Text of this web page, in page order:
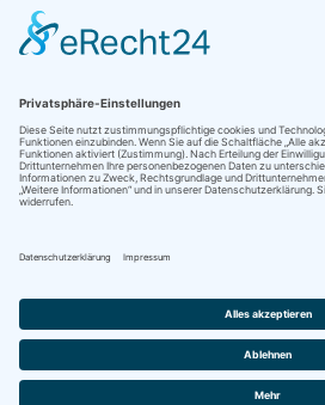
Weihnachtreisen 2022 und 2023 ,
Namibia, Wohnmobile , Billige
Mietwagentouren , Billige
Mietwagenrundreisen,
RIU Urlaubs Angebote - RIU Urlaub
- Lastminute RIU - Riu Palace
Familien Angebote Europa
Partner im Netzwerk